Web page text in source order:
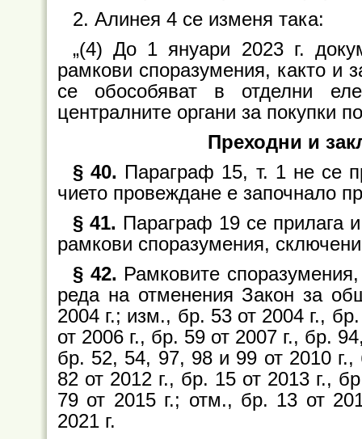
2. Алинея 4 се изменя така:
„(4) До 1 януари 2023 г.
рамкови споразумения, както и
се обособяват в отделни
централните органи за покупки
Преходни и
§ 40. Параграф 15, т. 1 не се
чието провеждане е започнало
§ 41. Параграф 19 се прилага
рамкови споразумения,
§ 42. Рамковите
реда на отменения Закон за
2004 г.; изм., бр. 53 от 2004 г.,
от 2006 г., бр. 59 от 2007 г., бр.
бр. 52, 54, 97, 98 и 99 от 2010
82 от 2012 г., бр. 15 от 2013 г.,
79 от 2015 г.; отм., бр. 13 от
2021 г.